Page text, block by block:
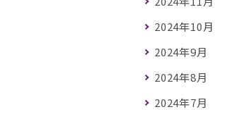
2024年10月
2024年9月
2024年8月
2024年7月